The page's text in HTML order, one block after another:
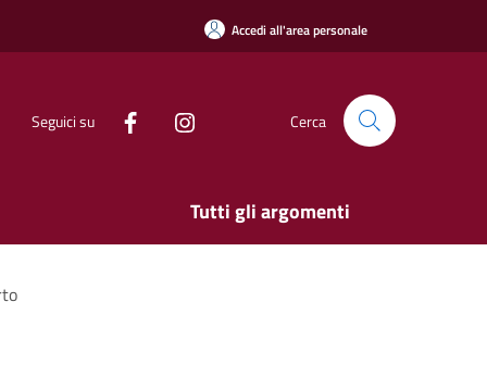
Accedi all'area personale
Seguici su Cerca
Tutti gli argomenti